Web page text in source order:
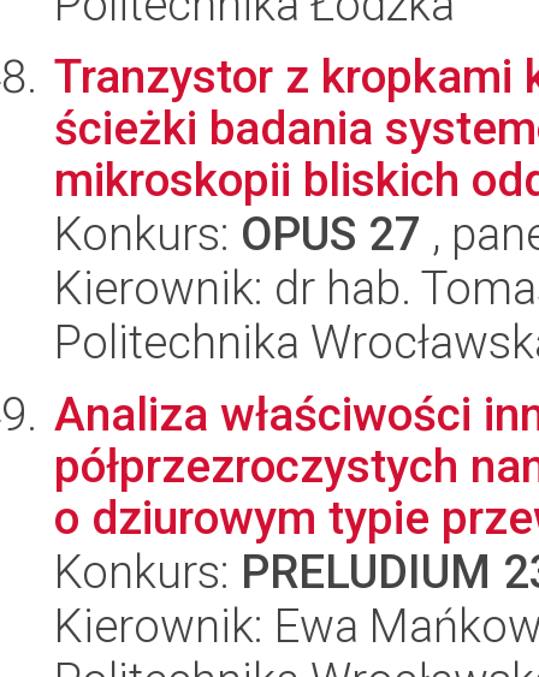
Tranzystor z kropkami
ścieżki badania
mikroskopii bliskich
Konkurs: OPUS 27 ,
Kierownik: dr hab.
Politechnika
Analiza właściwości
półprzezroczystych
o dziurowym typie
Konkurs: PRELUDIUM
Kierownik: Ewa